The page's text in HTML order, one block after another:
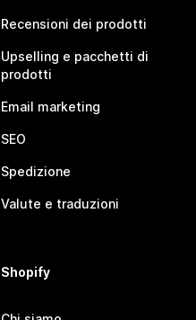
Recensioni dei prodotti
Upselling e pacchetti di
prodotti
Email marketing
SEO
Spedizione
Valute e traduzioni
Shopify